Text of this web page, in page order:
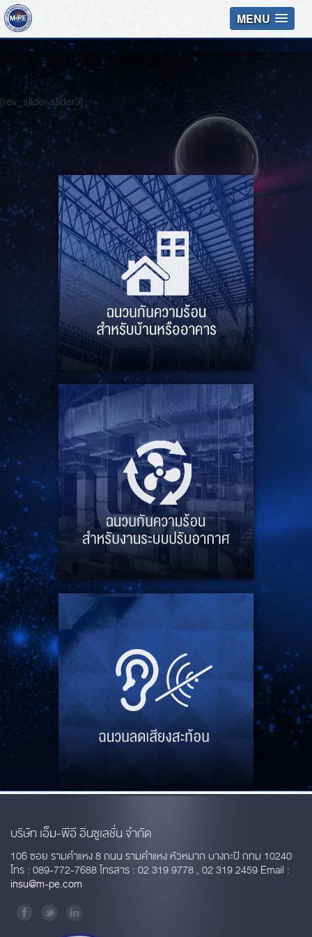
MENU
[rev_slider slider3]
บริษัท เอ็ม-พีอี อินซูเลชั่น จำกัด
106 ซอย รามคำแหง 8 ถนน รามคำแหง หัวหมาก บางกะปิ กทม 10240
โทร : 089-772-7688 โทรสาร : 02 319 9778 , 02 319 2459 Email :
insu@m-pe.com